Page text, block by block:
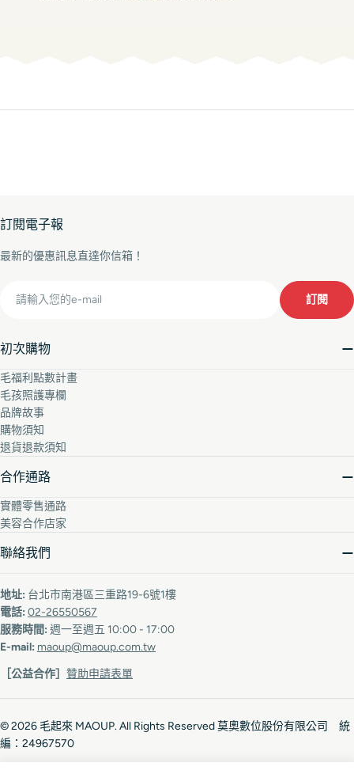
初次購物
毛福利點數計畫
毛孩照護專欄
品牌故事
購物須知
退貨退款須知
合作通路
實體零售通路
美容合作店家
聯絡我們
地址: 台北市南港區三重路19-6號1樓
電話: 02-26550567
服務時間: 週一至週五 10:00 - 17:00
E-mail: maoup@maoup.com.tw
［公益合作］ 贊助申請表單
訂閱電子報
最新的優惠訊息直達你信箱！
訂閱
© 2026 毛起來 MAOUP. All Rights Reserved 莫奧數位股份有限公司 統
編：24967570